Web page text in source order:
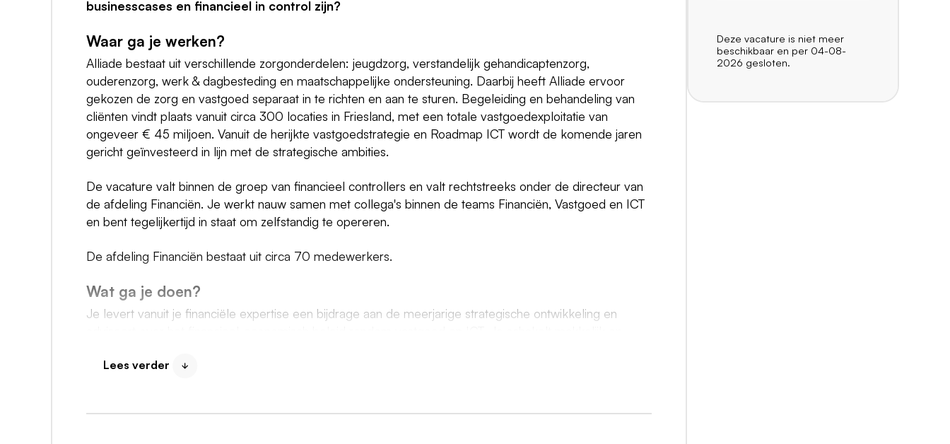
businesscases en financieel in control zijn?
Waar ga je werken?
Alliade bestaat uit verschillende zorgonderdelen: jeugdzorg, verstandelijk gehandicaptenzorg,
ouderenzorg, werk & dagbesteding en maatschappelijke ondersteuning. Daarbij heeft Alliade ervoor
gekozen de zorg en vastgoed separaat in te richten en aan te sturen. Begeleiding en behandeling van
cliënten vindt plaats vanuit circa 300 locaties in Friesland, met een totale vastgoedexploitatie van
ongeveer € 45 miljoen. Vanuit de herijkte vastgoedstrategie en Roadmap ICT wordt de komende jaren
gericht geïnvesteerd in lijn met de strategische ambities.
De vacature valt binnen de groep van financieel controllers en valt rechtstreeks onder de directeur van
de afdeling Financiën. Je werkt nauw samen met collega's binnen de teams Financiën, Vastgoed en ICT
en bent tegelijkertijd in staat om zelfstandig te opereren.
De afdeling Financiën bestaat uit circa 70 medewerkers.
Wat ga je doen?
Je levert vanuit je financiële expertise een bijdrage aan de meerjarige strategische ontwikkeling en
mondeling. Je neemt initiatief in het leggen van contacten en bouwt actief aan een relevant netwerk.
Stel je kaders op voor toekomstige investeringen en de interne doorbelastingssystematiek
Lees verder
Deze vacature is niet meer
beschikbaar en per 04-08-
2026 gesloten.